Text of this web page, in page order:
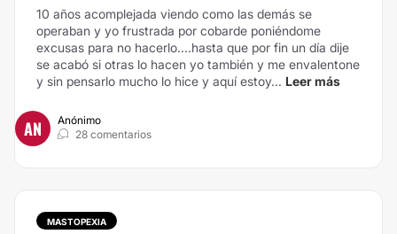
10 años acomplejada viendo como las demás se
operaban y yo frustrada por cobarde poniéndome
excusas para no hacerlo....hasta que por fin un día dije
se acabó si otras lo hacen yo también y me envalentone
y sin pensarlo mucho lo hice y aquí estoy... Leer más
AN
Anónimo
28 comentarios
MASTOPEXIA